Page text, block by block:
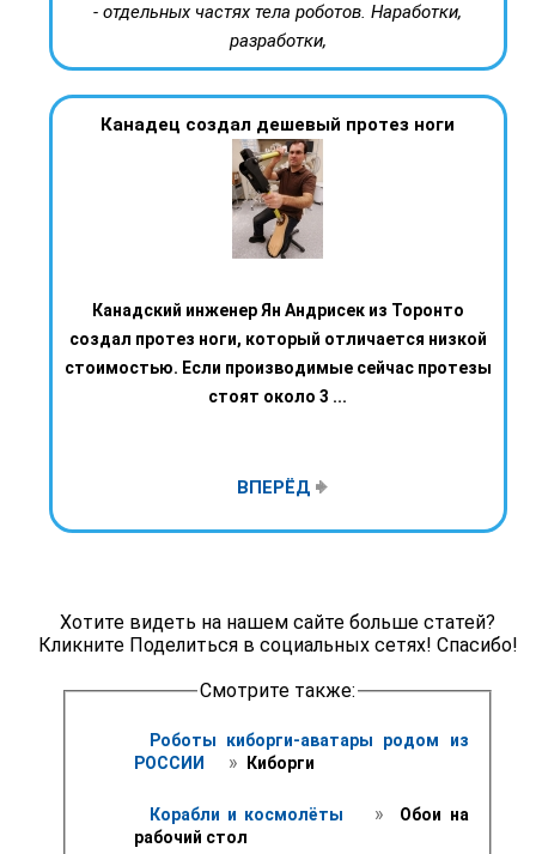
- отдельных частях тела роботов. Наработки,
разработки,
Канадец создал дешевый протез ноги
Канадский инженер Ян Андрисек из Торонто
создал протез ноги, который отличается низкой
стоимостью. Если производимые сейчас протезы
стоят около 3 ...
ВПЕРЁД
Хотите видеть на нашем сайте больше статей?
Кликните Поделиться в социальных сетях! Спасибо!
Смотрите также:
Роботы киборги-аватары родом из
РОССИИ
» Киборги
Корабли и космолёты »
Обои на
рабочий стол